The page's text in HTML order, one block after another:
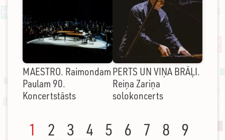
MAESTRO. Raimondam
Paulam 90.
Koncertstāsts
PERTS UN VIŅA BRĀĻI.
Reiņa Zariņa
solokoncerts
1 2 3 4 5 6 7 8
9